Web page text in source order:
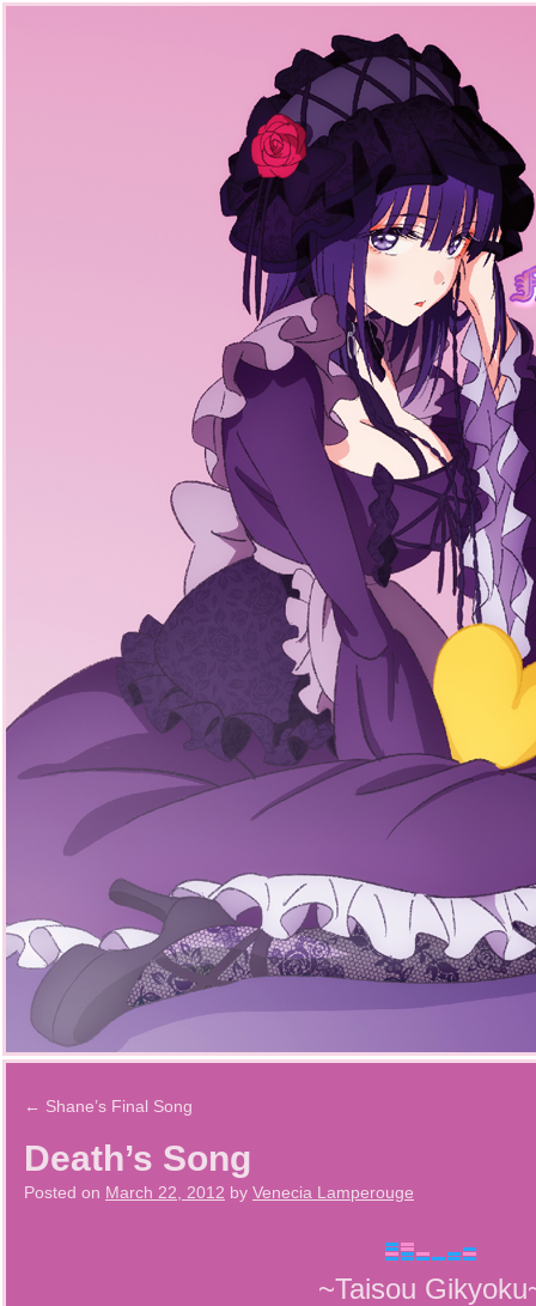
← Shane’s Final Song
Death’s Song
Posted on March 22, 2012 by Venecia Lamperouge
~Taisou